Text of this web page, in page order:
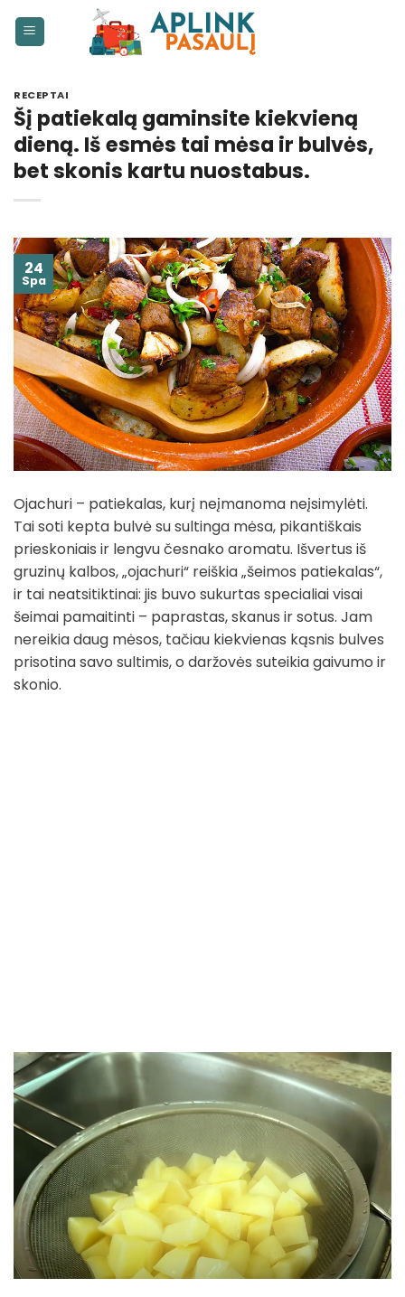
RECEPTAI
Šį patiekalą gaminsite kiekvieną
dieną. Iš esmės tai mėsa ir bulvės,
bet skonis kartu nuostabus.
24
Spa
Ojachuri – patiekalas, kurį neįmanoma neįsimylėti.
Tai soti kepta bulvė su sultinga mėsa, pikantiškais
prieskoniais ir lengvu česnako aromatu. Išvertus iš
gruzinų kalbos, „ojachuri“ reiškia „šeimos patiekalas“,
ir tai neatsitiktinai: jis buvo sukurtas specialiai visai
šeimai pamaitinti – paprastas, skanus ir sotus. Jam
nereikia daug mėsos, tačiau kiekvienas kąsnis bulves
prisotina savo sultimis, o daržovės suteikia gaivumo ir
skonio.